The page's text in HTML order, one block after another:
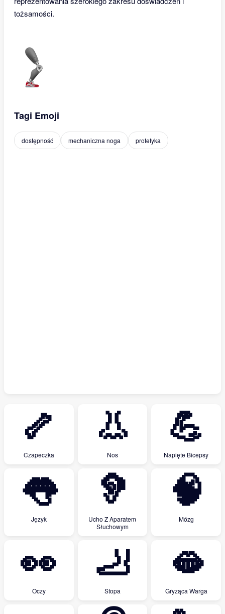
tożsamości.
Tagi Emoji
dostępność mechaniczna noga protetyka
🦴
Czapeczka
👃
Nos
💪
Napięte Bicepsy
👅
Język
🦻
Ucho Z Aparatem
Słuchowym
🧠
Mózg
👀
Oczy
🦶
Stopa
🫦
Gryząca Warga